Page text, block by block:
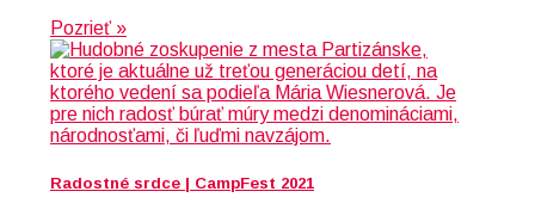
Pozrieť »
Radostné srdce | CampFest 2021